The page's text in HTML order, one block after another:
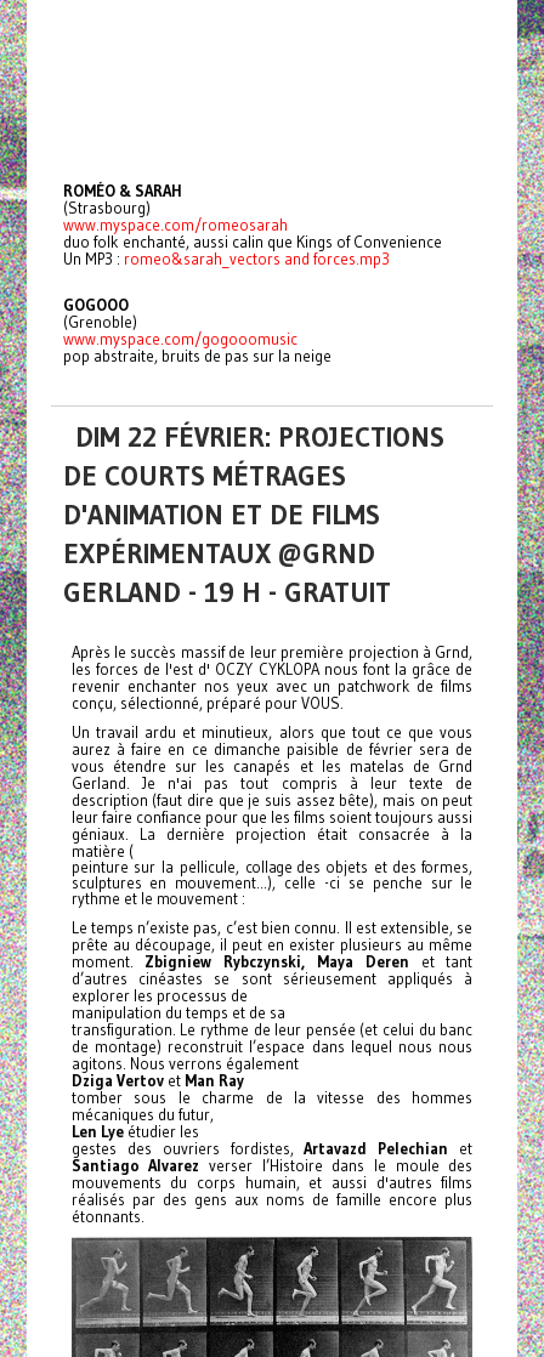
ROMÉO & SARAH
(Strasbourg)
www.myspace.com/romeosarah
duo folk enchanté, aussi calin que Kings of Convenience
Un MP3 : romeo&sarah_vectors and forces.mp3
GOGOOO
(Grenoble)
www.myspace.com/gogooomusic
pop abstraite, bruits de pas sur la neige
DIM 22 FÉVRIER: PROJECTIONS
DE COURTS MÉTRAGES
D'ANIMATION ET DE FILMS
EXPÉRIMENTAUX @GRND
GERLAND - 19 H - GRATUIT
Après le succès massif de leur première projection à Grnd,
les forces de l'est d' OCZY CYKLOPA nous font la grâce de
revenir enchanter nos yeux avec un patchwork de films
conçu, sélectionné, préparé pour VOUS.
Un travail ardu et minutieux, alors que tout ce que vous
aurez à faire en ce dimanche paisible de février sera de
vous étendre sur les canapés et les matelas de Grnd
Gerland. Je n'ai pas tout compris à leur texte de
description (faut dire que je suis assez bête), mais on peut
leur faire confiance pour que les films soient toujours aussi
géniaux. La dernière projection était consacrée à la
matière (
peinture sur la pellicule, collage des objets et des formes,
sculptures en mouvement...), celle -ci se penche sur le
rythme et le mouvement :
Le temps n’existe pas, c’est bien connu. Il est extensible, se
prête au découpage, il peut en exister plusieurs au même
moment. Zbigniew Rybczynski, Maya Deren et tant
d’autres cinéastes se sont sérieusement appliqués à
explorer les processus de
manipulation du temps et de sa
transfiguration. Le rythme de leur pensée (et celui du banc
de montage) reconstruit l’espace dans lequel nous nous
agitons. Nous verrons également
Dziga Vertovet Man Ray
tomber sous le charme de la vitesse des hommes
mécaniques du futur,
Len Lye étudier les
gestes des ouvriers fordistes,Artavazd Pelechian et
Santiago Alvarez verser l’Histoire dans le moule des
mouvements du corps humain, et aussi d'autres films
réalisés par des gens aux noms de famille encore plus
étonnants.